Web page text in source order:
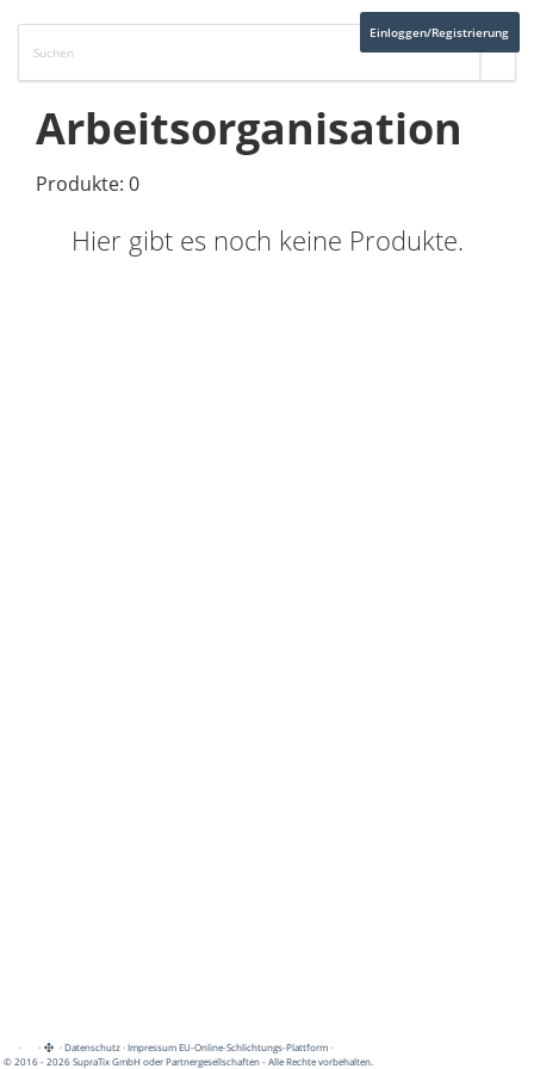
Einloggen/Registrierung
Arbeitsorganisation
Produkte: 0
Hier gibt es noch keine Produkte.
· · ·Datenschutz·Impressum EU-Online-Schlichtungs-Plattform·
© 2016 - 2026 SupraTix GmbH oder Partnergesellschaften - Alle Rechte vorbehalten.